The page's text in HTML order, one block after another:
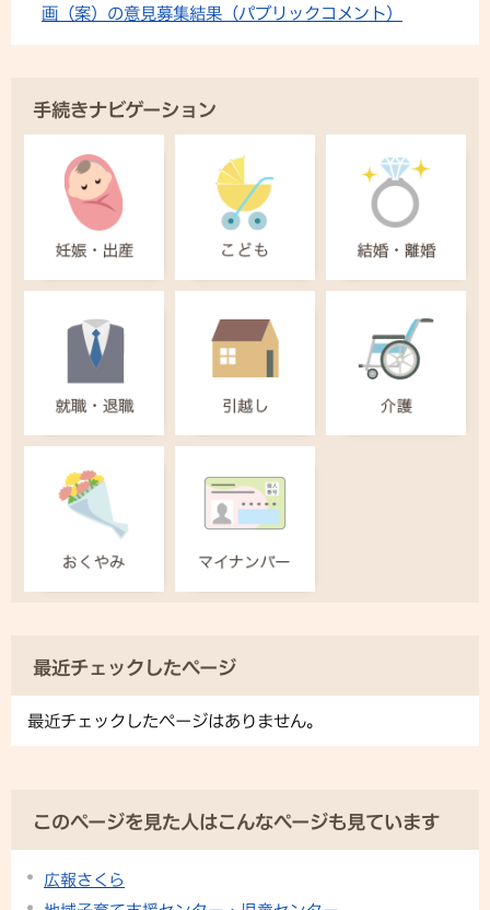
画（案）の意見募集結果（パブリックコメント）
手続きナビゲーション
最近チェックしたページ
最近チェックしたページはありません。
このページを見た人はこんなページも見ています
広報さくら